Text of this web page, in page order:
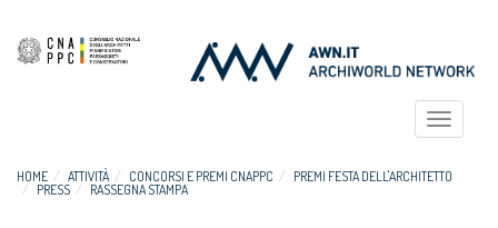
Toggle
HOME ATTIVITÀ CONCORSI E PREMI CNAPPC
PREMI FESTA DELL'ARCHITETTO
PRESS
RASSEGNA STAMPA